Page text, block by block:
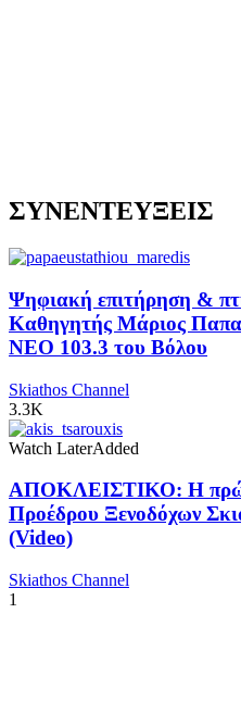
ΣΥΝΕΝΤΕΥΞΕΙΣ
Ψηφιακή επιτήρηση &
Καθηγητής Μάριος
NEO 103.3 του Βόλου
Skiathos Channel
3.3K
Watch LaterAdded
ΑΠΟΚΛΕΙΣΤΙΚΟ: Η
Προέδρου Ξενοδόχων
(Video)
Skiathos Channel
1